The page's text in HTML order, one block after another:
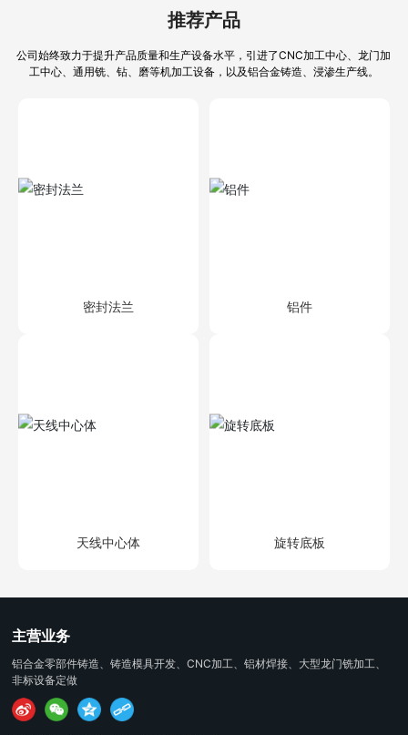
推荐产品
公司始终致力于提升产品质量和生产设备水平，引进了CNC加工中心、龙门加
工中心、通用铣、钻、磨等机加工设备，以及铝合金铸造、浸渗生产线。
密封法兰 铝件
天线中心体 旋转底板
主营业务
铝合金零部件铸造、铸造模具开发、CNC加工、铝材焊接、大型龙门铣加工、
非标设备定做